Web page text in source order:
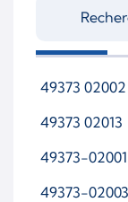
49373 02002
49373 02013
49373-02001
49373-02003